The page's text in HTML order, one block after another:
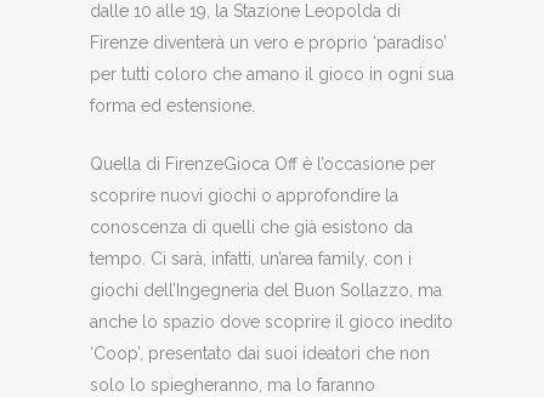
dalle 10 alle 19, la Stazione Leopolda di
Firenze diventerà un vero e proprio ‘paradiso’
per tutti coloro che amano il gioco in ogni sua
forma ed estensione.
Quella di FirenzeGioca Off è l’occasione per
scoprire nuovi giochi o approfondire la
conoscenza di quelli che già esistono da
tempo. Ci sarà, infatti, un’area family, con i
giochi dell’Ingegneria del Buon Sollazzo, ma
anche lo spazio dove scoprire il gioco inedito
‘Coop’, presentato dai suoi ideatori che non
solo lo spiegheranno, ma lo faranno